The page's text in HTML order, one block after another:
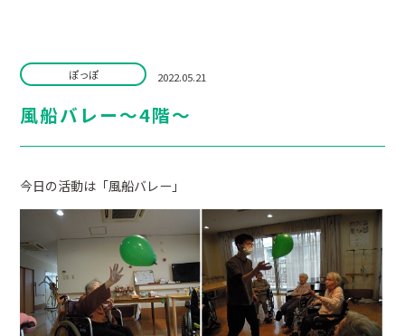
ぽっぽ 2022.05.21
風船バレー～4階～
今日の活動は「風船バレー」